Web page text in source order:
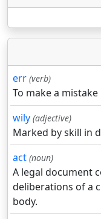
err (verb)
To make a
wily (adjective)
Marked by skill in
act (noun)
A legal document
deliberations of a
body.